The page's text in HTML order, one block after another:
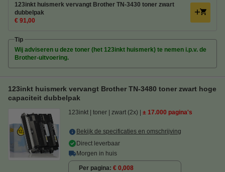
123inkt huismerk vervangt Brother TN-3430 toner zwart
dubbelpak
€ 91,00
Tip
Wij adviseren u deze toner (het 123inkt huismerk) te nemen i.p.v. de
Brother-uitvoering.
123inkt huismerk vervangt Brother TN-3480 toner zwart hoge
capaciteit dubbelpak
123inkt toner zwart (2x) ± 17.000 pagina's
Bekijk de specificaties en omschrijving
Direct leverbaar
Morgen in huis
Per pagina € 0,008